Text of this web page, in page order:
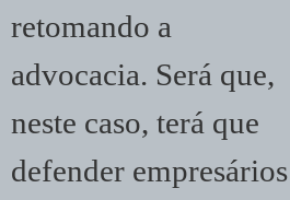
retomando a
advocacia. Será que,
neste caso, terá que
defender empresários